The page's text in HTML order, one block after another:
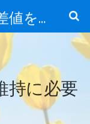
中学受験の窓口 偏差値を上げる勉強法
持に必要